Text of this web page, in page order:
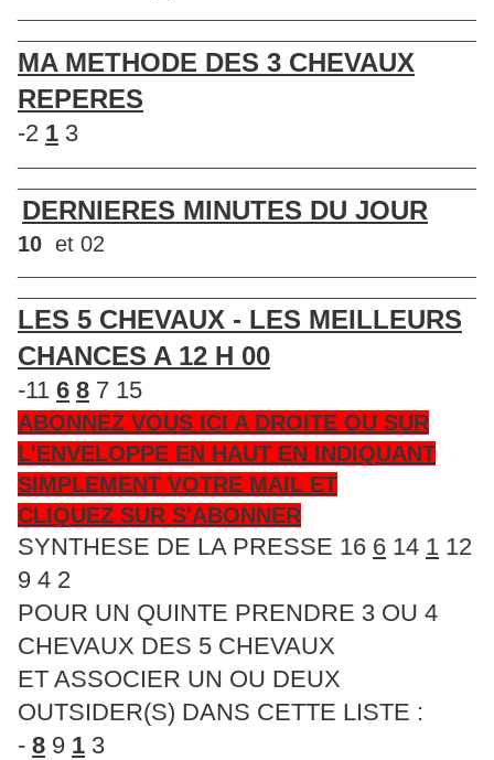
MA METHODE DES 3 CHEVAUX
REPERES
-2 1 3
DERNIERES MINUTES DU JOUR
10 et 02
LES 5 CHEVAUX - LES MEILLEURS
CHANCES A 12 H 00
-11 6 8 7 15
ABONNEZ VOUS ICI A DROITE OU SUR
L'ENVELOPPE EN HAUT EN INDIQUANT
SIMPLEMENT VOTRE MAIL ET
CLIQUEZ SUR S'ABONNER
SYNTHESE DE LA PRESSE 16 6 14 1 12
9 4 2
POUR UN QUINTE PRENDRE 3 OU 4
CHEVAUX DES 5 CHEVAUX
ET ASSOCIER UN OU DEUX
OUTSIDER(S) DANS CETTE LISTE :
- 8 9 1 3